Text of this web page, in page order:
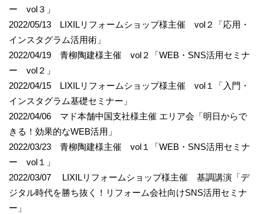
ー vol３」
2022/05/13 LIXILリフォームショップ様主催 vol２「応用・
インスタグラム活用術」
2022/04/19 青柳陶建様主催 vol２「WEB・SNS活用セミナ
ー vol２」
2022/04/15 LIXILリフォームショップ様主催 vol１「入門・
インスタグラム基礎セミナー」
2022/04/06 マド本舗中国支社様主催 エリア会「明日からで
きる！効果的なWEB活用」
2022/03/23 青柳陶建様主催 vol１「WEB・SNS活用セミナ
ー vol１」
2022/03/07 LIXILリフォームショップ様主催 基調講演「デ
ジタル時代を勝ち抜く！リフォーム会社向けSNS活用セミナ
ー」